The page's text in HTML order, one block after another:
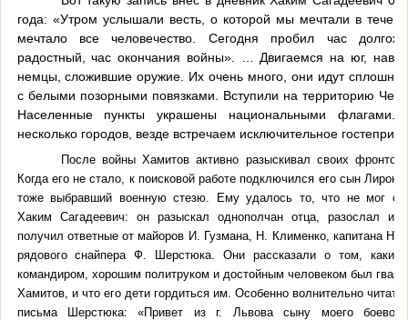
года: «Утром услышали весть, о которой мы мечтали в
мечтало все человечество. Сегодня пробил час
радостный, час окончания войны». … Двигаемся на юг,
немцы, сложившие оружие. Их очень много, они идут
с белыми позорными повязками. Вступили на территорию
Населенные пункты украшены национальными флагами.
несколько городов, везде встречаем исключительное
После войны Хамитов активно разыскивал своих
Когда его не стало, к поисковой работе подключился его сын Лирон
тоже выбравший военную стезю. Ему удалось то, что не мог
Хаким Сагадеевич: он разыскал однополчан отца, разослал
получил ответные от майоров И. Гузмана, Н. Клименко, капитана Н.
рядового снайпера Ф. Шерстюка. Они рассказали о том, каким
командиром, хорошим политруком и достойным человеком был
Хамитов, и что его дети гордиться им. Особенно волнительно читать
письма Шерстюка: «Привет из г. Львова сыну моего